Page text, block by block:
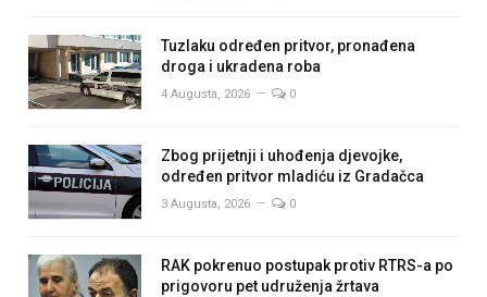
Tuzlaku određen pritvor, pronađena
droga i ukradena roba
4 Augusta, 2026 0
Zbog prijetnji i uhođenja djevojke,
određen pritvor mladiću iz Gradačca
3 Augusta, 2026 0
RAK pokrenuo postupak protiv RTRS-a po
prigovoru pet udruženja žrtava